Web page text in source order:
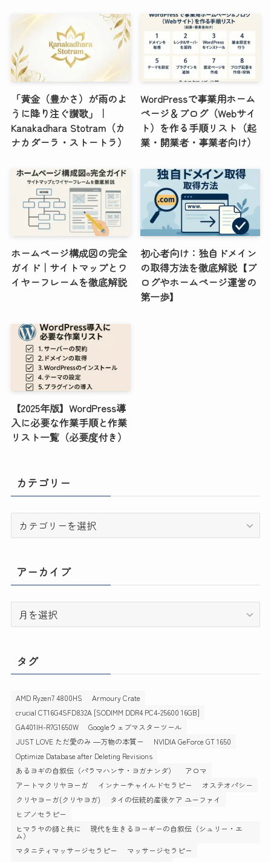
「黄金（豊かさ）が雨のよ
うに降り注ぐ讃歌」｜
Kanakadhara Stotram（カ
ナカダーラ・ストートラ）
WordPressで事業用ホーム
ページ＆ブログ（Webサイ
ト）を作る手順リスト（起
業・開業者・事業者向け）
ホームページ構成図の完全
ガイド｜サイトマップとワ
イヤーフレームを徹底解説
初心者向け：独自ドメイン
の取得方法を徹底解説【ブ
ログやホームページ運営の
第一歩】
【2025年版】WordPress導
入に必要な作業手順と作業
リスト一覧（必要度付き）
カテゴリー
テ
リ
ー
アーカイブ
ー
ブ
タグ
AMD Ryzen7 4800HS
Armoury Crate
crucial CT16G4SFD832A [SODIMM DDR4 PC4-25600 16GB]
GA401IH-R7G1650W
Googleウェブマスターツール
JUST LOVE ただ愛のみ ―万物の本質ー
NVIDIA GeForce GT 1650
Optimize Database after Deleting Revisions
あるヨギの自叙伝（パラマハンサ・ヨガナンダ）
アロマ
アートマクリヤヨーガ
インナーチャイルドセラピー
オステオパシー
クリヤヨーガ(クリヤヨガ)
タイの伝統的産後ケア ユーファイ
ヒプノセラピー
ヒマラヤの師と共に 現代を生きるヨーギーの自叙伝（シュリー・エ
ム）
マタニティマッサージセラピー
マッサージセラピー